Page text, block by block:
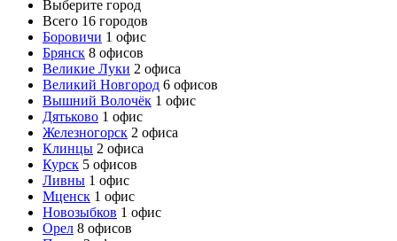
Выберите город
Всего 16 городов
Боровичи 1 офис
Брянск 8 офисов
Великие Луки 2 офиса
Великий Новгород 6 офисов
Вышний Волочёк 1 офис
Дятьково 1 офис
Железногорск 2 офиса
Клинцы 2 офиса
Курск 5 офисов
Ливны 1 офис
Мценск 1 офис
Новозыбков 1 офис
Орел 8 офисов